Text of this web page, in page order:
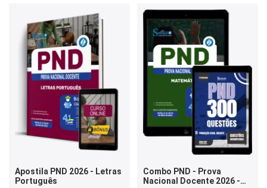
Apostila PND 2026 - Letras
Português
Combo PND - Prova
Nacional Docente 2026 -